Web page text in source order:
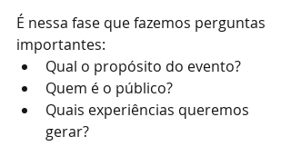
É nessa fase que fazemos perguntas
importantes:
Qual o propósito do evento?
Quem é o público?
Quais experiências queremos
gerar?